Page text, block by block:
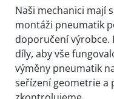
Naši mechanici mají
montáži pneumatik
doporučení výrobce.
díly, aby vše
výměny pneumatik
seřízení geometrie a